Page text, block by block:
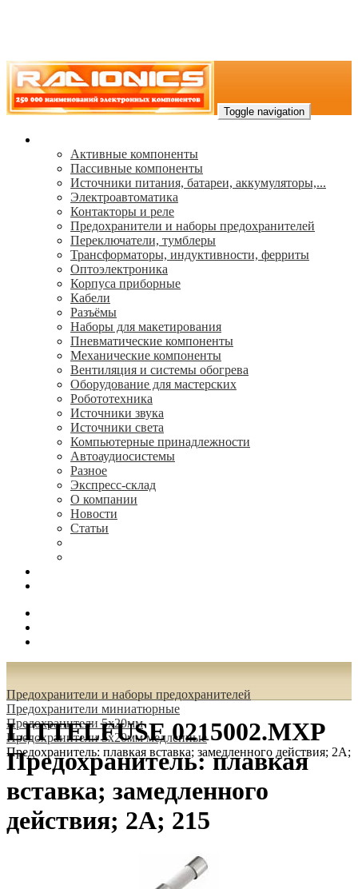
Toggle navigation
Активные компоненты
Пассивные компоненты
Источники питания, батареи, аккумуляторы,...
Электроавтоматика
Контакторы и реле
Предохранители и наборы предохранителей
Переключатели, тумблеры
Трансформаторы, индуктивности, ферриты
Oптоэлектроника
Корпуса приборные
Кабели
Разъёмы
Наборы для макетирования
Пневматические компоненты
Механические компоненты
Вентиляция и системы обогрева
Оборудование для мастерских
Робототехника
Источники звука
Источники света
Компьютерные принадлежности
Автоаудиосистемы
Разное
Экспресс-склад
О компании
Новости
Статьи
Предохранители и наборы предохранителей
Предохранители миниатюрные
Предохранители 5x20мм
Предохранители 5x20мм медленные
Предохранитель: плавкая вставка; замедленного действия; 2А;
LITTELFUSE 0215002.MXP
Предохранитель: плавкая
вставка; замедленного
действия; 2А; 215